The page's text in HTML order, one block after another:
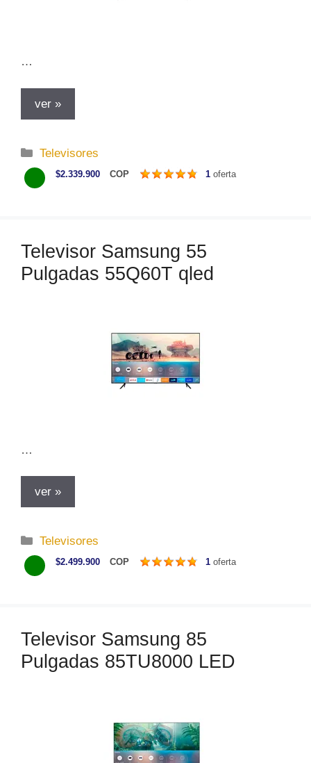
…
ver »
C
a
t
r
í
Televisores
$2.339.900 COP 1 oferta
Televisor Samsung 55
Pulgadas 55Q60T qled
…
ver »
C
a
t
r
í
Televisores
$2.499.900 COP 1 oferta
Televisor Samsung 85
Pulgadas 85TU8000 LED